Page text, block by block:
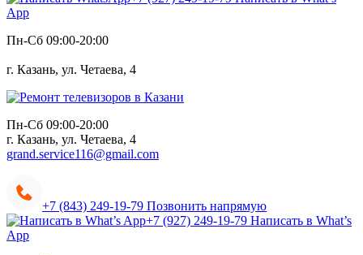
App
Пн-Сб 09:00-20:00
г. Казань, ул. Четаева, 4
Пн-Сб 09:00-20:00
г. Казань, ул. Четаева, 4
grand.service116@gmail.com
+7 (843) 249-19-79 Позвонить напрямую
+7 (927) 249-19-79 Написать в What’s
App